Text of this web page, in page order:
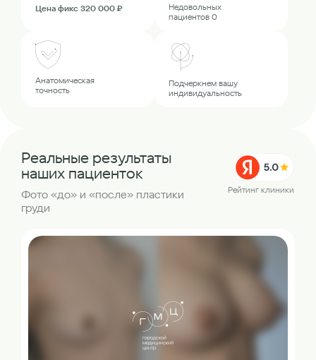
Цена фикс 320 000 ₽
Недовольных
пациентов 0
Анатомическая
точность
Подчеркнем вашу
индивидуальность
Реальные результаты
наших пациенток
Фото «до» и «после» пластики
груди
Рейтинг клиники